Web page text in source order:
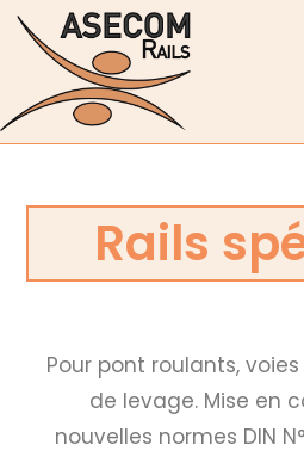
Rails
Pour pont roulants,
de levage. Mise en
nouvelles normes DIN